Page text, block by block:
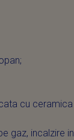
cu ceramica
gaz, incalzire in